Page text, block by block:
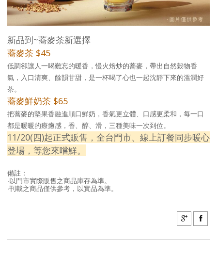
新品到~蕎麥茶新選擇
蕎麥茶 $45
低調卻讓人一喝難忘的暖香，慢火焙炒的蕎麥，帶出自然穀物香
氣，入口清爽、餘韻甘甜，是一杯喝了心也一起沈靜下來的溫潤好
茶。
蕎麥鮮奶茶 $65
把蕎麥的堅果香融進順口鮮奶，香氣更立體、口感更柔和，每一口
都是暖暖的療癒感，香、醇、滑，三種美味一次到位。
11/20(四)起正式販售，全台門市、線上訂餐同步暖心
登場，等您來嚐鮮。
備註：
‧以門市實際販售之商品庫存為準。
‧刊載之商品僅供參考，以實品為準。